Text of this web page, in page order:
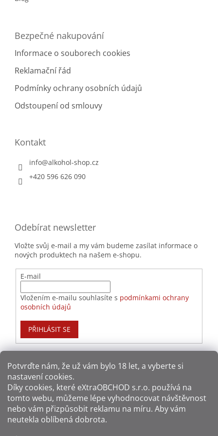
Potvrďte nám​​, že už vám bylo 18 let, a vyberte si
nastavení cookies.
Díky cookies, které eXtraOBCHOD s.r.o. používá na
tomto webu, můžeme lépe vyhodnocovat návštěvnost
nebo vám přizpůsobit reklamu na míru. Aby vám
neutekla oblíbená dobrota.
Bezpečné nakupování
Informace o souborech cookies
Reklamační řád
Podmínky ochrany osobních údajů
Odstoupení od smlouvy
Kontakt
info@alkohol-shop.cz
+420 596 626 090
Odebírat newsletter
Vložte svůj e-mail a my vám budeme zasílat informace o
nových produktech na našem e-shopu.
E-mail
Vložením e-mailu souhlasíte s podmínkami ochrany
osobních údajů
PŘIHLÁSIT SE
Způsoby dopravy: